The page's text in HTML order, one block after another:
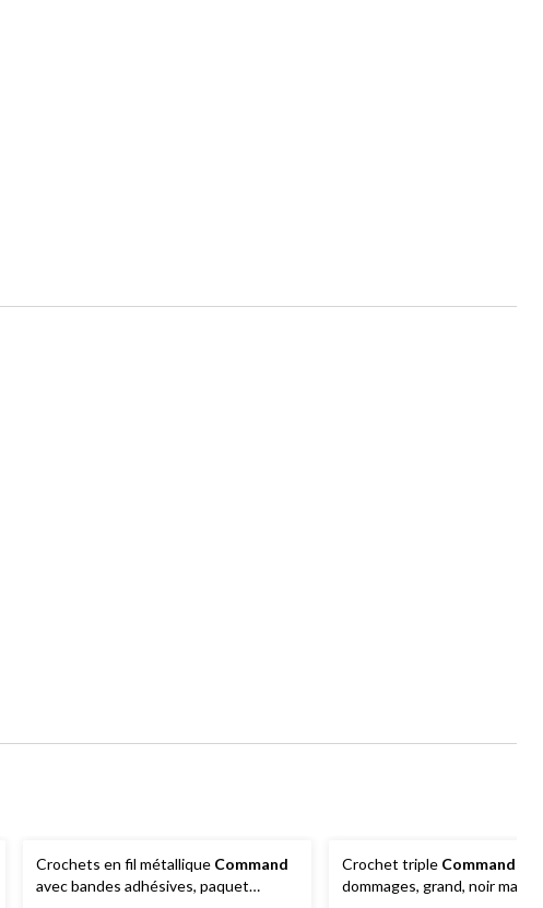
Crochets en fil métallique Command
avec bandes adhésives, paquet
Crochet triple Command
dommages, grand, noir mat,